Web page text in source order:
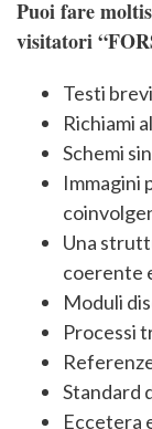
Puoi fare
visitatori
Testi
Richiami
Schemi
Immagini
Una
coerente
Moduli
Processi
Standard
Eccetera